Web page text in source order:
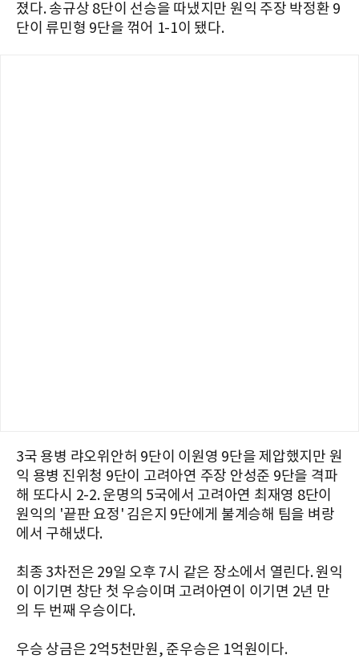
졌다. 송규상 8단이 선승을 따냈지만 원익 주장 박정환 9
단이 류민형 9단을 꺾어 1-1이 됐다.
3국 용병 랴오위안허 9단이 이원영 9단을 제압했지만 원
익 용병 진위청 9단이 고려아연 주장 안성준 9단을 격파
해 또다시 2-2. 운명의 5국에서 고려아연 최재영 8단이
원익의 '끝판 요정' 김은지 9단에게 불계승해 팀을 벼랑
에서 구해냈다.
최종 3차전은 29일 오후 7시 같은 장소에서 열린다. 원익
이 이기면 창단 첫 우승이며 고려아연이 이기면 2년 만
의 두 번째 우승이다.
우승 상금은 2억5천만원, 준우승은 1억원이다.